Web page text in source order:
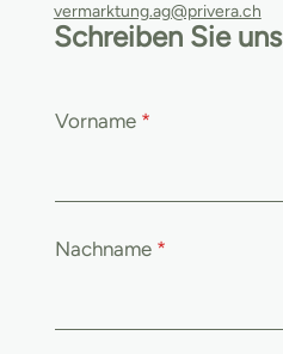
vermarktung.ag@privera.ch
Schreiben Sie uns
*
Vorname *
Nachname *